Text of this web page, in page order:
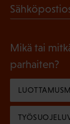
l
n
e
)
k
l
i
n
e
Mikä tai
parhaiten?